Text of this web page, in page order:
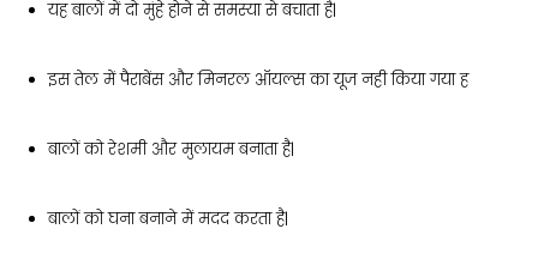
यह बालों में दो मुंहे होने से समस्या से बचाता है|
इस तेल में पैराबेंस और मिनरल ऑयल्स का यूज नही किया गया ह
बालों को रेशमी और मुलायम बनाता है|
बालों को घना बनाने में मदद करता है|